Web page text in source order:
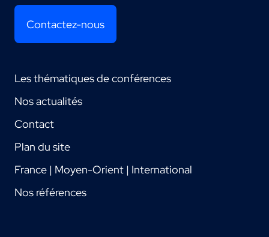
Contactez-nous
Les thématiques de conférences
Nos actualités
Contact
Plan du site
France | Moyen-Orient | International
Nos références